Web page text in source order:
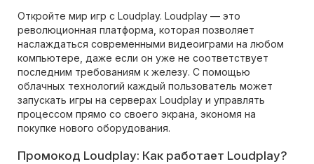
Откройте мир игр с Loudplay. Loudplay — это
революционная платформа, которая позволяет
наслаждаться современными видеоиграми на любом
компьютере, даже если он уже не соответствует
последним требованиям к железу. С помощью
облачных технологий каждый пользователь может
запускать игры на серверах Loudplay и управлять
процессом прямо со своего экрана, экономя на
покупке нового оборудования.
Промокод Loudplay: Как работает Loudplay?